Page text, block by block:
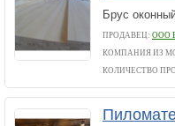
Брус
ПРОДАВЕЦ: ООО
КОМПАНИЯ ИЗ
КОЛИЧЕСТВО